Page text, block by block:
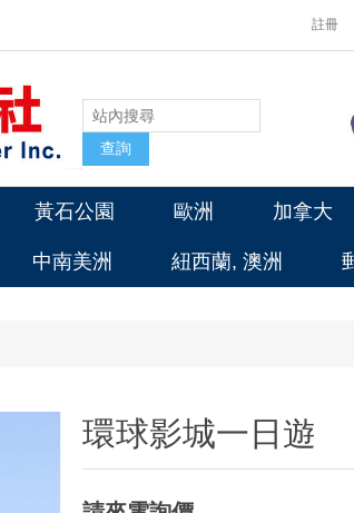
註冊
黃石公園 歐洲 加拿大
中南美洲 紐西蘭, 澳洲
環球影城一日遊